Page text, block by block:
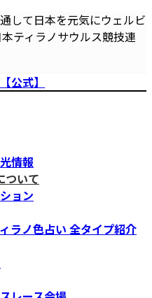
して日本を元気にウェルビ
ティラノサウルス競技連
公式】
情報
ついて
ョン
ラノ色占い 全タイプ紹介